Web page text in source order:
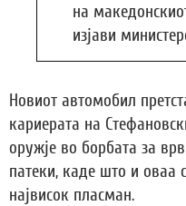
на
изјави
Новиот автомобил
кариерата на
оружје во борбата за
патеки, каде што и оваа
највисок пласман.